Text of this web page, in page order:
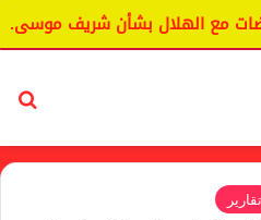
مع الهلال بشأن شريف موسى.
تقارير